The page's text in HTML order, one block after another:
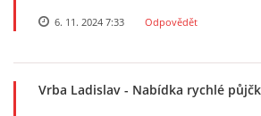
6. 11. 2024 7:33 Odpovědět
Vrba Ladislav - Nabídka rychlé